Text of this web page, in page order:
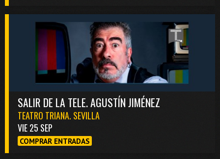
SALIR DE LA TELE. AGUSTÍN JIMÉNEZ
TEATRO TRIANA. SEVILLA
VIE 25 SEP
COMPRAR ENTRADAS